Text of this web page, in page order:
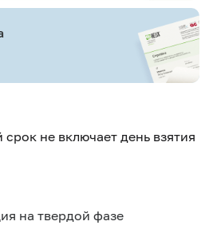
не включает день взятия
на твердой фазе